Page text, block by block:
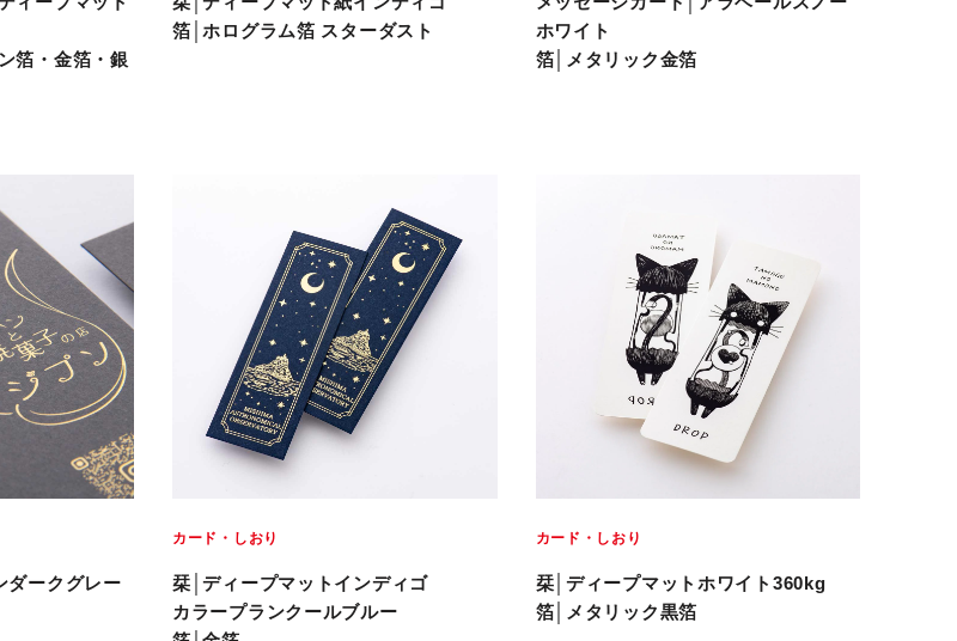
箔・金箔・銀
箔│ホログラム箔 スターダスト
ホワイト
箔│メタリック金箔
ダークグレー
カード・しおり
栞│ディープマットインディゴ
カラープランクールブルー
カード・しおり
栞│ディープマットホワイト360kg
箔│メタリック黒箔